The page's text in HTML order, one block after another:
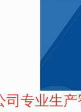
司专业生